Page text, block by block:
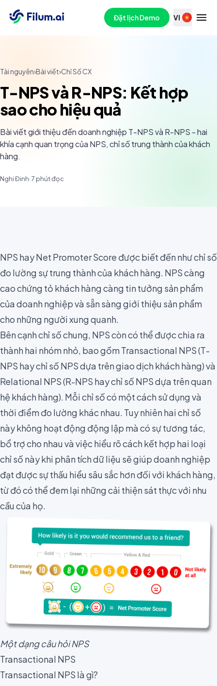
Đặt lịch Demo VI
Tài nguyên›Bài viết›Chỉ Số CX
T-NPS và R-NPS: Kết hợp
sao cho hiệu quả
Bài viết giới thiệu đến doanh nghiệp T-NPS và R-NPS - hai
khía cạnh quan trọng của NPS, chỉ số trung thành của khách
hàng.
Nghi Đinh·7 phút đọc
NPS hay Net Promoter Score được biết đến như chỉ số
đo lường sự trung thành của khách hàng. NPS càng
cao chứng tỏ khách hàng càng tin tưởng sản phẩm
của doanh nghiệp và sẵn sàng giới thiệu sản phẩm
cho những người xung quanh.
Bên cạnh chỉ số chung, NPS còn có thể được chia ra
thành hai nhóm nhỏ, bao gồm Transactional NPS (T-
NPS hay chỉ số NPS dựa trên giao dịch khách hàng) và
Relational NPS (R-NPS hay chỉ số NPS dựa trên quan
hệ khách hàng). Mỗi chỉ số có một cách sử dụng và
thời điểm đo lường khác nhau. Tuy nhiên hai chỉ số
này không hoạt động động lập mà có sự tương tác,
bổ trợ cho nhau và việc hiểu rõ cách kết hợp hai loại
chỉ số này khi phân tích dữ liệu sẽ giúp doanh nghiệp
đạt được sự thấu hiểu sâu sắc hơn đối với khách hàng,
từ đó có thể đem lại những cải thiện sát thực với nhu
cầu của họ.
Một dạng câu hỏi NPS
Transactional NPS
Transactional NPS là gì?